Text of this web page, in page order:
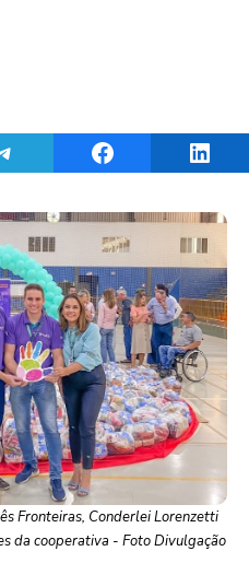
Share on TelegramShare on Facebook
Fronteiras, Conderlei Lorenzetti
da cooperativa - Foto Divulgação